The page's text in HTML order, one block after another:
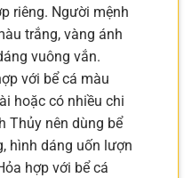
riêng. Người mệnh
trắng, vàng ánh
vuông vắn.
với bể cá màu
hoặc có nhiều chi
Thủy nên dùng bể
hình dáng uốn lượn
hợp với bể cá